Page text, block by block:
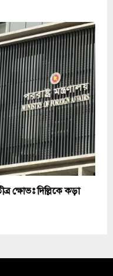
ক্ষোভঃ দিল্লিকে কড়া